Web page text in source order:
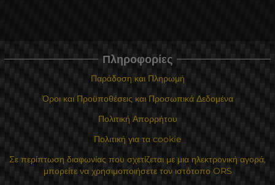
Πληροφορίες
Παράδοση και Πληρωμή
Όροι και Προϋποθέσεις και Προσωπικά Δεδομένα
Πολιτική Απορρήτου
Πολιτική για τα cookie
Σε περίπτωση διαφωνίας που σχετίζεται με μια ηλεκτρονική αγορά,
μπορείτε να χρησιμοποιήσετε τον ιστότοπο ORS